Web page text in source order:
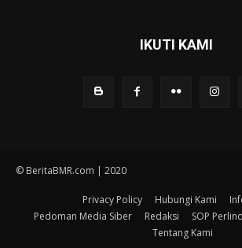
IKUTI KAMI
© BeritaBMR.com | 2020
Privacy Policy Hubungi Kami
Pedoman Media Siber
Redaksi
SOP
Tentang Kami